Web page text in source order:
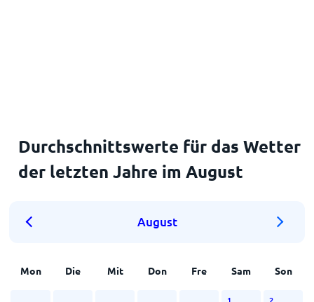
Durchschnittswerte für das Wetter
der letzten Jahre im August
August
Mon Die Mit Don Fre Sam Son